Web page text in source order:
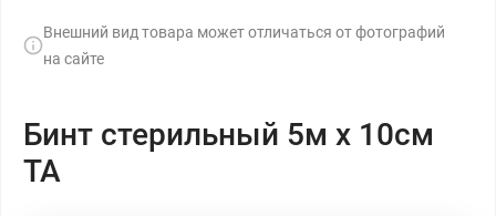
Внешний вид товара может отличаться от фотографий
на сайте
Бинт стерильный 5м х 10см
ТА